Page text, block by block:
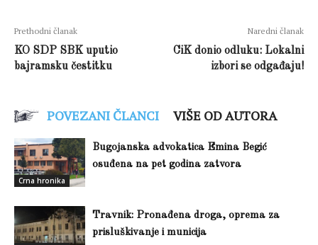
Prethodni članak
KO SDP SBK uputio
bajramsku čestitku
Naredni članak
CiK donio odluku: Lokalni
izbori se odgađaju!
POVEZANI ČLANCI VIŠE OD AUTORA
Crna hronika
Bugojanska advokatica Emina Begić
osuđena na pet godina zatvora
Travnik: Pronađena droga, oprema za
prisluškivanje i municija